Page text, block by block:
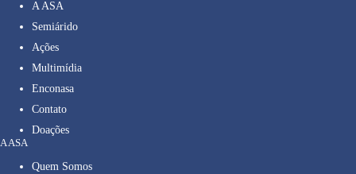
A ASA
Semiárido
Ações
Multimídia
Enconasa
Contato
Doações
A ASA
Quem Somos